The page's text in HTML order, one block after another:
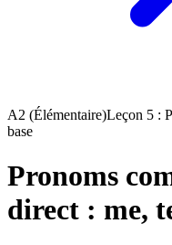
A2 (Élémentaire)Leçon 5 :
base
Pronoms
direct : me,